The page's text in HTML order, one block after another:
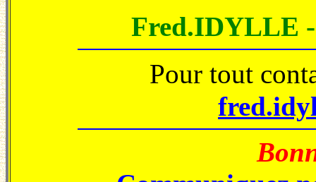
Fred.IDYLLE
Pour tout